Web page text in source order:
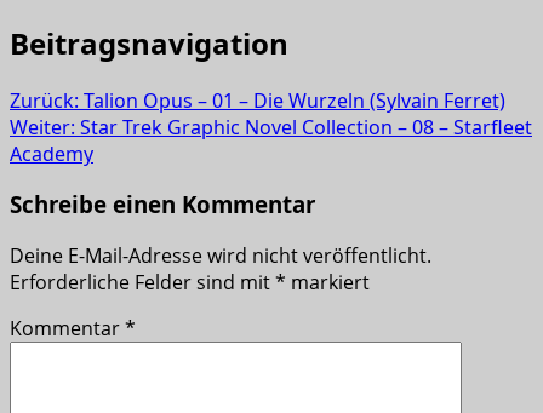
Beitragsnavigation
Zurück: Talion Opus – 01 – Die Wurzeln (Sylvain Ferret)
Weiter: Star Trek Graphic Novel Collection – 08 – Starfleet
Academy
Schreibe einen Kommentar
Deine E-Mail-Adresse wird nicht veröffentlicht.
Erforderliche Felder sind mit* markiert
Kommentar*